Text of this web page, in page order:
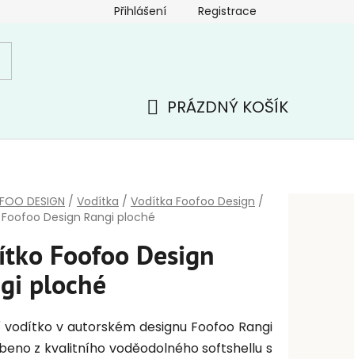
Přihlášení Registrace
PRÁZDNÝ KOŠÍK
DESIGN / Vodítka / Vodítka Foofoo Design /
Design Rangi ploché
Foofoo Design
ploché
vodítko v autorském designu Foofoo Rangi
z kvalitního voděodolného softshellu s